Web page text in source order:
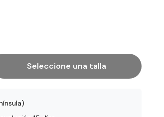
Seleccione una talla